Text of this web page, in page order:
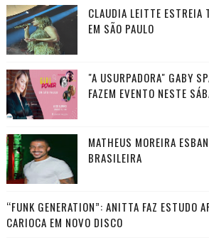
CLAUDIA LEITTE ESTREIA
EM SÃO PAULO
"A USURPADORA" GABY
FAZEM EVENTO NESTE
MATHEUS MOREIRA
BRASILEIRA
“FUNK GENERATION”: ANITTA FAZ ESTUDO
CARIOCA EM NOVO DISCO